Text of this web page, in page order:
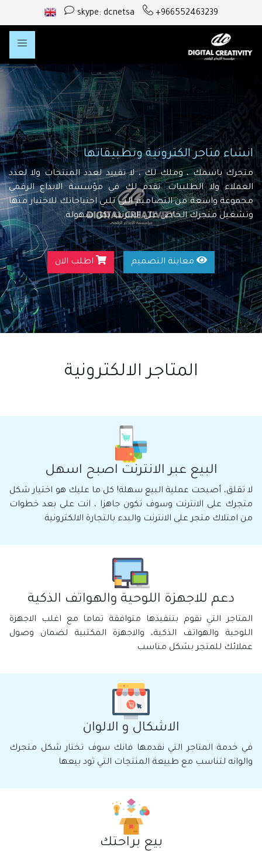
+966552463239
skype: dcnetsa
انشاء متاجر الكترونية وتطبيقاتها
متجرك باسمك ، وملك لك ، لا تقييد لعدد المنتجات ولا لعدد
العملاء ولا الطلبيات. نقدم لك في مؤسسة الابداع الرقمي
مجموعة واسعة من التصاميم التي تلبي احتياجاتك للاختيار منها
وتشغيل متجرك الخاص على الانترنت بكل سهولة.
معاينة التصميم اطلب الان
المتاجر الالكترونية
البيع عبر الانترنت اصبح اسهل
لا تقلق، أصبحت عملية البيع سهلة! كل ما عليك هو اختيار شكل
متجرك على الانترنت وسوف تكون جاهزا ، انت على بعد خطوات
من امتلاك متجر على الانترنت والبدء بالتجارة الالكترونية
دعم للاجهزة اللوحية والهواتف الذكية
المتاجر التي نقوم بتنفيذها متوافقة تماما مع اغلب الاجهزة
اللوحية والهواتف الذكية، والاجهزة المكتبية لضمان وصول
عملائك للمتجر بشكل مناسب
الاشكال و الالوان
في خدمة المتاجر التي نقدمها فانك سوف تختار شكل متجرك
والوانه لتناسب مع طبيعة المنتجات التي تود بيعها
بيع براحتك